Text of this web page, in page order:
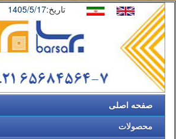
تاریخ:1405/5/17
صفحه اصلی
محصولات